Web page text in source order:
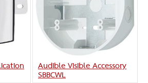
Audible Visible Accessory
SBBCWL